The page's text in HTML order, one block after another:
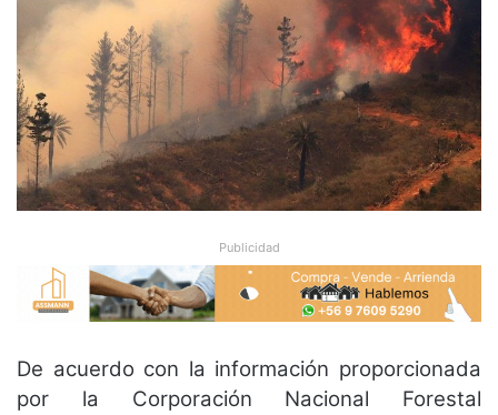
Publicidad
De acuerdo con la información proporcionada
por la Corporación Nacional Forestal